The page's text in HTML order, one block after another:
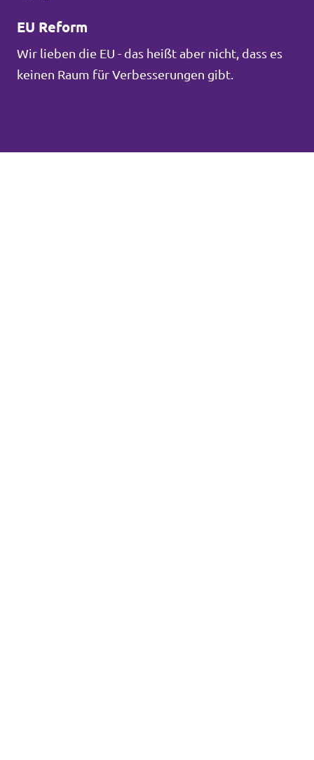
EU Reform
Wir lieben die EU - das heißt aber nicht, dass es
keinen Raum für Verbesserungen gibt.